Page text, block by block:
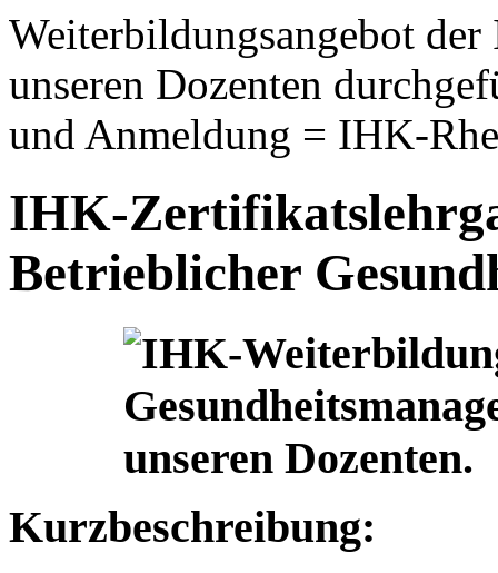
Weiterbildungsangebot
unseren Dozenten
und Anmeldung = IHK-
IHK-
Betrieblicher
Kurzbeschreibung: